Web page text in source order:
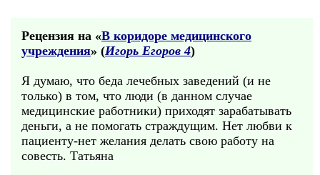
Рецензия на «В коридоре медицинского
учреждения» (Игорь Егоров 4)
Я думаю, что беда лечебных заведений (и не
только) в том, что люди (в данном случае
медицинские работники) приходят зарабатывать
деньги, а не помогать страждущим. Нет любви к
пациенту-нет желания делать свою работу на
совесть. Татьяна